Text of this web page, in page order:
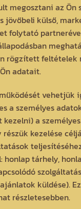
megosztani az Ön
jövőbeli külső,
folytató
rögzített feltételek
adatait.
vehetjük
a személyes
a
kezelése
honlap tárhely,
küldése).
részletesebben.